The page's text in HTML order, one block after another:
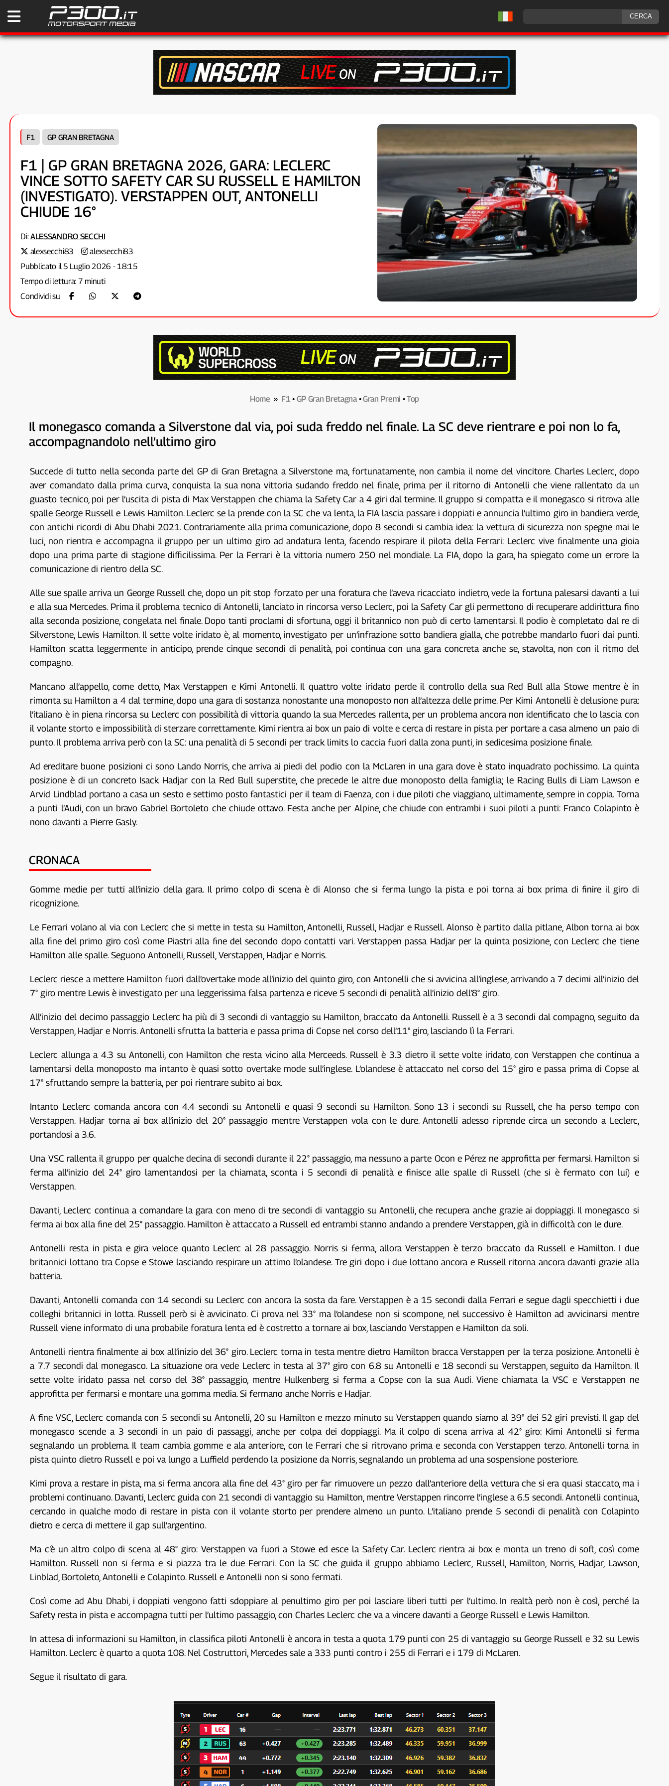
F1 GP GRAN BRETAGNA
F1 | GP GRAN BRETAGNA 2026, GARA: LECLERC
VINCE SOTTO SAFETY CAR SU RUSSELL E HAMILTON
(INVESTIGATO). VERSTAPPEN OUT, ANTONELLI
CHIUDE 16°
Di:ALESSANDRO SECCHI
alexsecchi83
alexsecchi83
Pubblicato il 5 Luglio 2026 - 18:15
Tempo di lettura: 7 minuti
Condividi su
Home » F1• GP Gran Bretagna•Gran Premi •Top
Il monegasco comanda a Silverstone dal via, poi suda freddo nel finale. La SC deve rientrare e poi non lo fa,
accompagnandolo nell’ultimo giro
Succede di tutto nella seconda parte del GP di Gran Bretagna a Silverstone ma, fortunatamente, non cambia il nome del vincitore. Charles Leclerc, dopo
aver comandato dalla prima curva, conquista la sua nona vittoria sudando freddo nel finale, prima per il ritorno di Antonelli che viene rallentato da un
guasto tecnico, poi per l’uscita di pista di Max Verstappen che chiama la Safety Car a 4 giri dal termine. Il gruppo si compatta e il monegasco si ritrova alle
spalle George Russell e Lewis Hamilton. Leclerc se la prende con la SC che va lenta, la FIA lascia passare i doppiati e annuncia l’ultimo giro in bandiera verde,
con antichi ricordi di Abu Dhabi 2021. Contrariamente alla prima comunicazione, dopo 8 secondi si cambia idea: la vettura di sicurezza non spegne mai le
luci, non rientra e accompagna il gruppo per un ultimo giro ad andatura lenta, facendo respirare il pilota della Ferrari: Leclerc vive finalmente una gioia
dopo una prima parte di stagione difficilissima. Per la Ferrari è la vittoria numero 250 nel mondiale. La FIA, dopo la gara, ha spiegato come un errore la
comunicazione di rientro della SC.
Alle sue spalle arriva un George Russell che, dopo un pit stop forzato per una foratura che l’aveva ricacciato indietro, vede la fortuna palesarsi davanti a lui
e alla sua Mercedes. Prima il problema tecnico di Antonelli, lanciato in rincorsa verso Leclerc, poi la Safety Car gli permettono di recuperare addirittura fino
alla seconda posizione, congelata nel finale. Dopo tanti proclami di sfortuna, oggi il britannico non può di certo lamentarsi. Il podio è completato dal re di
Silverstone, Lewis Hamilton. Il sette volte iridato è, al momento, investigato per un’infrazione sotto bandiera gialla, che potrebbe mandarlo fuori dai punti.
Hamilton scatta leggermente in anticipo, prende cinque secondi di penalità, poi continua con una gara concreta anche se, stavolta, non con il ritmo del
compagno.
Mancano all’appello, come detto, Max Verstappen e Kimi Antonelli. Il quattro volte iridato perde il controllo della sua Red Bull alla Stowe mentre è in
rimonta su Hamilton a 4 dal termine, dopo una gara di sostanza nonostante una monoposto non all’altezza delle prime. Per Kimi Antonelli è delusione pura:
l’italiano è in piena rincorsa su Leclerc con possibilità di vittoria quando la sua Mercedes rallenta, per un problema ancora non identificato che lo lascia con
il volante storto e impossibilità di sterzare correttamente. Kimi rientra ai box un paio di volte e cerca di restare in pista per portare a casa almeno un paio di
punto. Il problema arriva però con la SC: una penalità di 5 secondi per track limits lo caccia fuori dalla zona punti, in sedicesima posizione finale.
Ad ereditare buone posizioni ci sono Lando Norris, che arriva ai piedi del podio con la McLaren in una gara dove è stato inquadrato pochissimo. La quinta
posizione è di un concreto Isack Hadjar con la Red Bull superstite, che precede le altre due monoposto della famiglia; le Racing Bulls di Liam Lawson e
Arvid Lindblad portano a casa un sesto e settimo posto fantastici per il team di Faenza, con i due piloti che viaggiano, ultimamente, sempre in coppia. Torna
a punti l’Audi, con un bravo Gabriel Bortoleto che chiude ottavo. Festa anche per Alpine, che chiude con entrambi i suoi piloti a punti: Franco Colapinto è
nono davanti a Pierre Gasly.
CRONACA
Gomme medie per tutti all’inizio della gara. Il primo colpo di scena è di Alonso che si ferma lungo la pista e poi torna ai box prima di finire il giro di
ricognizione.
Le Ferrari volano al via con Leclerc che si mette in testa su Hamilton, Antonelli, Russell, Hadjar e Russell. Alonso è partito dalla pitlane, Albon torna ai box
alla fine del primo giro così come Piastri alla fine del secondo dopo contatti vari. Verstappen passa Hadjar per la quinta posizione, con Leclerc che tiene
Hamilton alle spalle. Seguono Antonelli, Russell, Verstappen, Hadjar e Norris.
Leclerc riesce a mettere Hamilton fuori dall’overtake mode all’inizio del quinto giro, con Antonelli che si avvicina all’inglese, arrivando a 7 decimi all’inizio del
7° giro mentre Lewis è investigato per una leggerissima falsa partenza e riceve 5 secondi di penalità all’inizio dell’8° giro.
All’inizio del decimo passaggio Leclerc ha più di 3 secondi di vantaggio su Hamilton, braccato da Antonelli. Russell è a 3 secondi dal compagno, seguito da
Verstappen, Hadjar e Norris. Antonelli sfrutta la batteria e passa prima di Copse nel corso dell’11° giro, lasciando lì la Ferrari.
Leclerc allunga a 4.3 su Antonelli, con Hamilton che resta vicino alla Merceeds. Russell è 3.3 dietro il sette volte iridato, con Verstappen che continua a
lamentarsi della monoposto ma intanto è quasi sotto overtake mode sull’inglese. L’olandese è attaccato nel corso del 15° giro e passa prima di Copse al
17° sfruttando sempre la batteria, per poi rientrare subito ai box.
Intanto Leclerc comanda ancora con 4.4 secondi su Antonelli e quasi 9 secondi su Hamilton. Sono 13 i secondi su Russell, che ha perso tempo con
Verstappen. Hadjar torna ai box all’inizio del 20° passaggio mentre Verstappen vola con le dure. Antonelli adesso riprende circa un secondo a Leclerc,
portandosi a 3.6.
Una VSC rallenta il gruppo per qualche decina di secondi durante il 22° passaggio, ma nessuno a parte Ocon e Pérez ne approfitta per fermarsi. Hamilton si
ferma all’inizio del 24° giro lamentandosi per la chiamata, sconta i 5 secondi di penalità e finisce alle spalle di Russell (che si è fermato con lui) e
Verstappen.
Davanti, Leclerc continua a comandare la gara con meno di tre secondi di vantaggio su Antonelli, che recupera anche grazie ai doppiaggi. Il monegasco si
ferma ai box alla fine del 25° passaggio. Hamilton è attaccato a Russell ed entrambi stanno andando a prendere Verstappen, già in difficoltà con le dure.
Antonelli resta in pista e gira veloce quanto Leclerc al 28 passaggio. Norris si ferma, allora Verstappen è terzo braccato da Russell e Hamilton. I due
britannici lottano tra Copse e Stowe lasciando respirare un attimo l’olandese. Tre giri dopo i due lottano ancora e Russell ritorna ancora davanti grazie alla
batteria.
Davanti, Antonelli comanda con 14 secondi su Leclerc con ancora la sosta da fare. Verstappen è a 15 secondi dalla Ferrari e segue dagli specchietti i due
colleghi britannici in lotta. Russell però si è avvicinato. Ci prova nel 33° ma l’olandese non si scompone, nel successivo è Hamilton ad avvicinarsi mentre
Russell viene informato di una probabile foratura lenta ed è costretto a tornare ai box, lasciando Verstappen e Hamilton da soli.
Antonelli rientra finalmente ai box all’inizio del 36° giro. Leclerc torna in testa mentre dietro Hamilton bracca Verstappen per la terza posizione. Antonelli è
a 7.7 secondi dal monegasco. La situazione ora vede Leclerc in testa al 37° giro con 6.8 su Antonelli e 18 secondi su Verstappen, seguito da Hamilton. Il
sette volte iridato passa nel corso del 38° passaggio, mentre Hulkenberg si ferma a Copse con la sua Audi. Viene chiamata la VSC e Verstappen ne
approfitta per fermarsi e montare una gomma media. Si fermano anche Norris e Hadjar.
A fine VSC, Leclerc comanda con 5 secondi su Antonelli, 20 su Hamilton e mezzo minuto su Verstappen quando siamo al 39° dei 52 giri previsti. Il gap del
monegasco scende a 3 secondi in un paio di passaggi, anche per colpa dei doppiaggi. Ma il colpo di scena arriva al 42° giro: Kimi Antonelli si ferma
segnalando un problema. Il team cambia gomme e ala anteriore, con le Ferrari che si ritrovano prima e seconda con Verstappen terzo. Antonelli torna in
pista quinto dietro Russell e poi va lungo a Luffield perdendo la posizione da Norris, segnalando un problema ad una sospensione posteriore.
Kimi prova a restare in pista, ma si ferma ancora alla fine del 43° giro per far rimuovere un pezzo dall’anteriore della vettura che si era quasi staccato, ma i
problemi continuano. Davanti, Leclerc guida con 21 secondi di vantaggio su Hamilton, mentre Verstappen rincorre l’inglese a 6.5 secondi. Antonelli continua,
cercando in qualche modo di restare in pista con il volante storto per prendere almeno un punto. L’italiano prende 5 secondi di penalità con Colapinto
dietro e cerca di mettere il gap sull’argentino.
Ma c’è un altro colpo di scena al 48° giro: Verstappen va fuori a Stowe ed esce la Safety Car. Leclerc rientra ai box e monta un treno di soft, così come
Hamilton. Russell non si ferma e si piazza tra le due Ferrari. Con la SC che guida il gruppo abbiamo Leclerc, Russell, Hamilton, Norris, Hadjar, Lawson,
Linblad, Bortoleto, Antonelli e Colapinto. Russell e Antonelli non si sono fermati.
Così come ad Abu Dhabi, i doppiati vengono fatti sdoppiare al penultimo giro per poi lasciare liberi tutti per l’ultimo. In realtà però non è così, perché la
Safety resta in pista e accompagna tutti per l’ultimo passaggio, con Charles Leclerc che va a vincere davanti a George Russell e Lewis Hamilton.
In attesa di informazioni su Hamilton, in classifica piloti Antonelli è ancora in testa a quota 179 punti con 25 di vantaggio su George Russell e 32 su Lewis
Hamilton. Leclerc è quarto a quota 108. Nel Costruttori, Mercedes sale a 333 punti contro i 255 di Ferrari e i 179 di McLaren.
Segue il risultato di gara.